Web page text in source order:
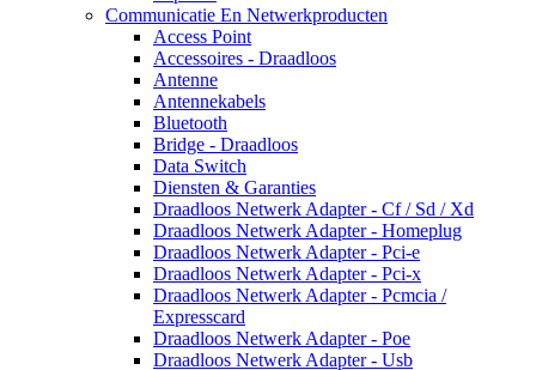
Communicatie En Netwerkproducten
Access Point
Accessoires - Draadloos
Antenne
Antennekabels
Bluetooth
Bridge - Draadloos
Data Switch
Diensten & Garanties
Draadloos Netwerk Adapter - Cf / Sd / Xd
Draadloos Netwerk Adapter - Homeplug
Draadloos Netwerk Adapter - Pci-e
Draadloos Netwerk Adapter - Pci-x
Draadloos Netwerk Adapter - Pcmcia /
Expresscard
Draadloos Netwerk Adapter - Poe
Draadloos Netwerk Adapter - Usb